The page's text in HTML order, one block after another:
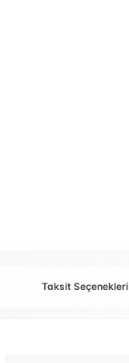
Taksit Seçenekleri